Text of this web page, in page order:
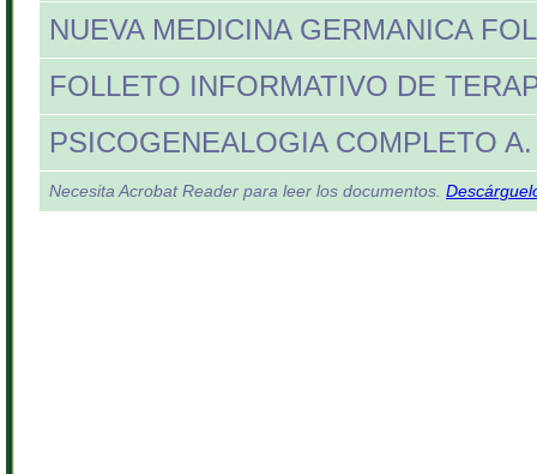
Necesita Acrobat Reader para leer los documentos.
NUEVA MEDICINA GERMANICA
FOLLETO INFORMATIVO DE
PSICOGENEALOGIA COMPLETO